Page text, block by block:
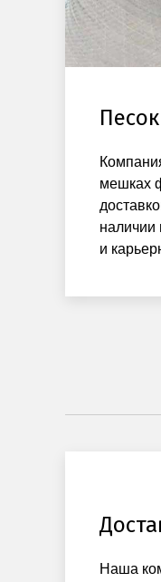
мешках
и
Наша